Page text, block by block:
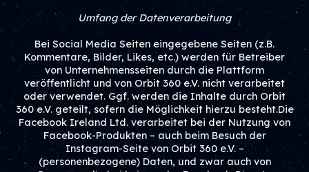
Umfang der Datenverarbeitung
Bei Social Media Seiten eingegebene Seiten (z.B.
Kommentare, Bilder, Likes, etc.) werden für Betreiber
von Unternehmensseiten durch die Plattform
veröffentlicht und von Orbit 360 e.V. nicht verarbeitet
oder verwendet. Ggf. werden die Inhalte durch Orbit
360 e.V. geteilt, sofern die Möglichkeit hierzu besteht.Die
Facebook Ireland Ltd. verarbeitet bei der Nutzung von
Facebook-Produkten – auch beim Besuch der
Instagram-Seite von Orbit 360 e.V. –
(personenbezogene) Daten, und zwar auch von